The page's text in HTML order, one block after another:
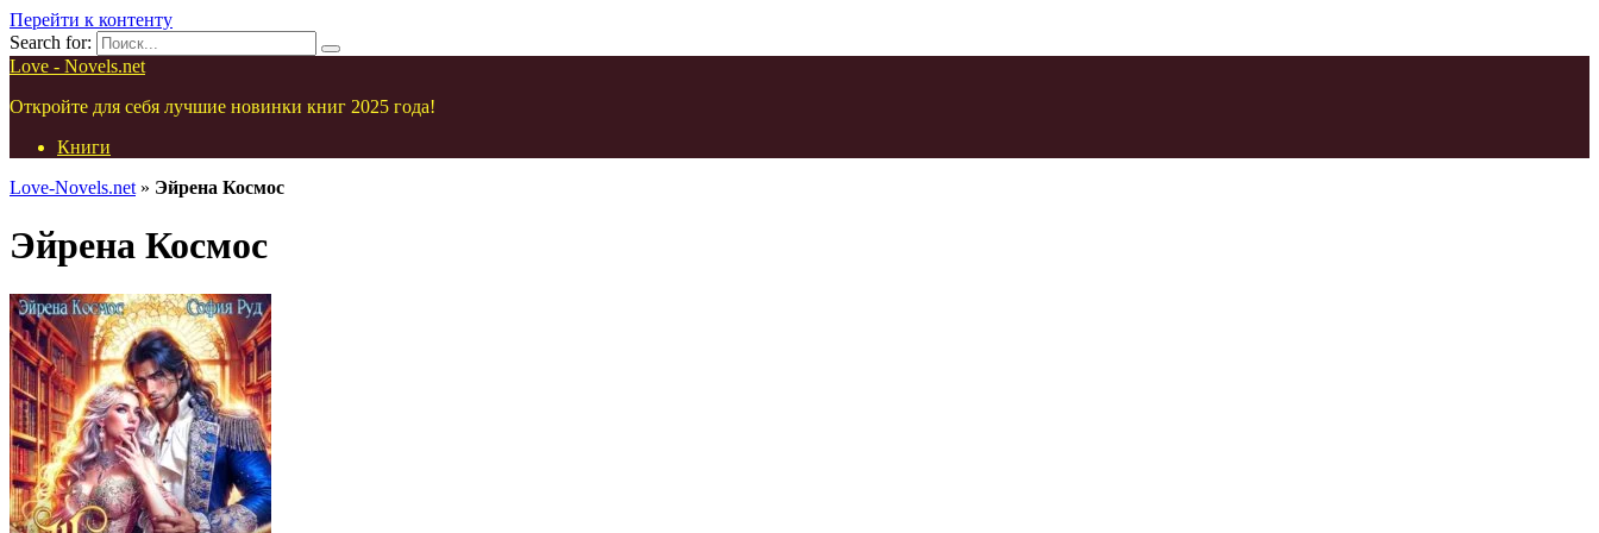
Перейти к контенту
Search for:
Love - Novels.net
Откройте для себя лучшие новинки книг 2025 года!
Книги
Love-Novels.net » Эйрена Космос
Эйрена Космос